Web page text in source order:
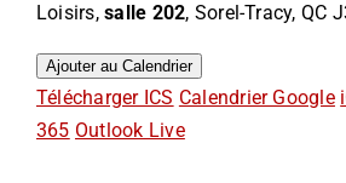
Loisirs,salle 202, Sorel-Tracy, QC
Ajouter au Calendrier
Télécharger ICS Calendrier Google
365 Outlook Live